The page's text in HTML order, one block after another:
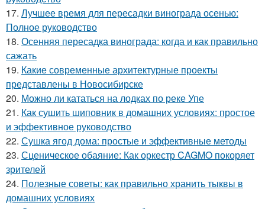
17. Лучшее время для пересадки винограда осенью:
Полное руководство
18. Осенняя пересадка винограда: когда и как правильно
сажать
19. Какие современные архитектурные проекты
представлены в Новосибирске
20. Можно ли кататься на лодках по реке Упе
21. Как сушить шиповник в домашних условиях: простое
и эффективное руководство
22. Сушка ягод дома: простые и эффективные методы
23. Сценическое обаяние: Как оркестр CAGMO покоряет
зрителей
24. Полезные советы: как правильно хранить тыквы в
домашних условиях